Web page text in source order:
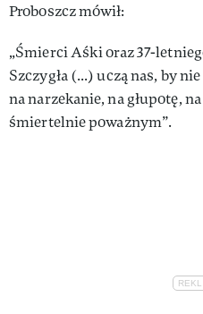
Proboszcz mówił:
„Śmierci Aśki oraz 37-
Szczygła (...) uczą nas, by
na narzekanie, na głupotę,
śmiertelnie poważnym”.